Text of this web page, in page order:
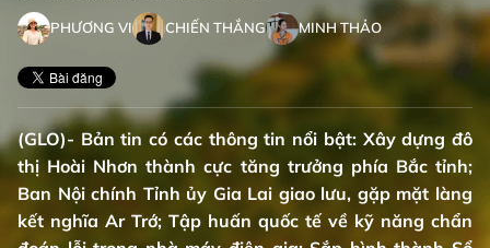
PHƯƠNG VI CHIẾN THẮNG MINH THẢO
(GLO)- Bản tin có các thông tin nổi bật: Xây dựng đô
thị Hoài Nhơn thành cực tăng trưởng phía Bắc tỉnh;
Ban Nội chính Tỉnh ủy Gia Lai giao lưu, gặp mặt làng
kết nghĩa Ar Trớ; Tập huấn quốc tế về kỹ năng chẩn